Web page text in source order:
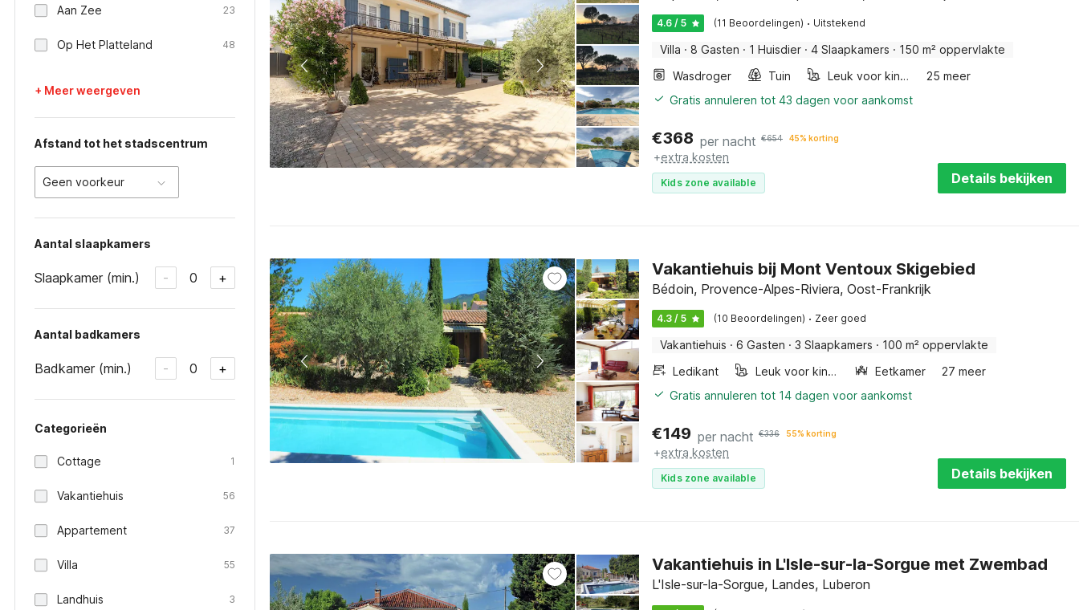
Aan Zee 23
Op Het Platteland 48
+ Meer weergeven
Afstand tot het stadscentrum
Geen voorkeur
Aantal slaapkamers
Slaapkamer (min.) - 0 +
Aantal badkamers
Badkamer (min.) - 0 +
Categorieën
Cottage 1
Vakantiehuis 56
Appartement 37
Villa 55
Landhuis 3
4.6 / 5 (11 Beoordelingen) · Uitstekend
Villa · 8 Gasten · 1 Huisdier · 4 Slaapkamers · 150 m² oppervlakte
Wasdroger
Tuin Leuk voor kinderen
25 meer
Gratis annuleren tot 43 dagen voor aankomst
€368 per nacht €654 45% korting
+extra kosten
Kids zone available Details bekijken
Vakantiehuis bij Mont Ventoux Skigebied
Bédoin, Provence-Alpes-Riviera, Oost-Frankrijk
4.3 / 5 (10 Beoordelingen) · Zeer goed
Vakantiehuis · 6 Gasten · 3 Slaapkamers · 100 m² oppervlakte
Ledikant
Leuk voor kinderen Eetkamer
27 meer
Gratis annuleren tot 14 dagen voor aankomst
€149 per nacht €336 55% korting
+extra kosten
Kids zone available Details bekijken
Vakantiehuis in L'Isle-sur-la-Sorgue met Zwembad
L'Isle-sur-la-Sorgue, Landes, Luberon